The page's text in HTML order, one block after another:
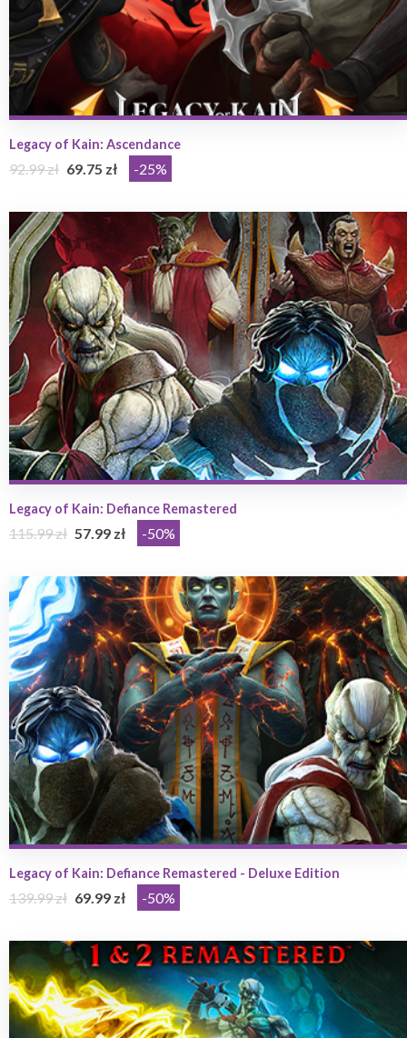
Legacy of Kain: Ascendance
92.99 zł 69.75 zł -25%
Legacy of Kain: Defiance Remastered
115.99 zł 57.99 zł -50%
Legacy of Kain: Defiance Remastered - Deluxe Edition
139.99 zł 69.99 zł -50%